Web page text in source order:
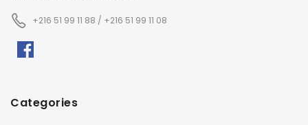
+216 51 99 11 88 / +216 51 99 11 08
Categories